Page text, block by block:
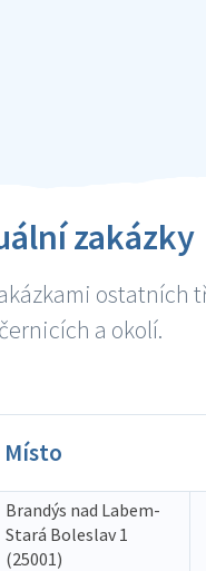
zakázky
ostatních
a okolí.
Místo
Brandýs nad Labem-
Stará Boleslav 1
(25001)